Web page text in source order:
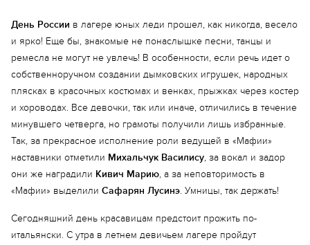
День России в лагере юных леди прошел, как никогда, весело
и ярко! Еще бы, знакомые не понаслышке песни, танцы и
ремесла не могут не увлечь! В особенности, если речь идет о
собственноручном создании дымковских игрушек, народных
плясках в красочных костюмах и венках, прыжках через костер
и хороводах. Все девочки, так или иначе, отличились в течение
минувшего четверга, но грамоты получили лишь избранные.
Так, за прекрасное исполнение роли ведущей в «Мафии»
наставники отметили Михальчук Василису, за вокал и задор
они же наградили Кивич Марию, а за неповторимость в
«Мафии» выделили Сафарян Лусинэ. Умницы, так держать!
Сегодняшний день красавицам предстоит прожить по-
итальянски. С утра в летнем девичьем лагере пройдут